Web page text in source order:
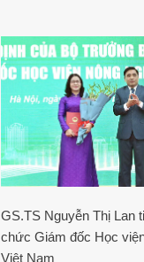
GS.TS Nguyễn Thị Lan
chức Giám đốc Học
Việt Nam